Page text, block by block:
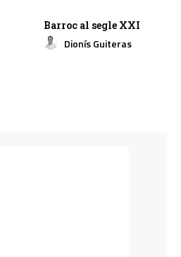
Barroc al segle XXI
Dionís Guiteras